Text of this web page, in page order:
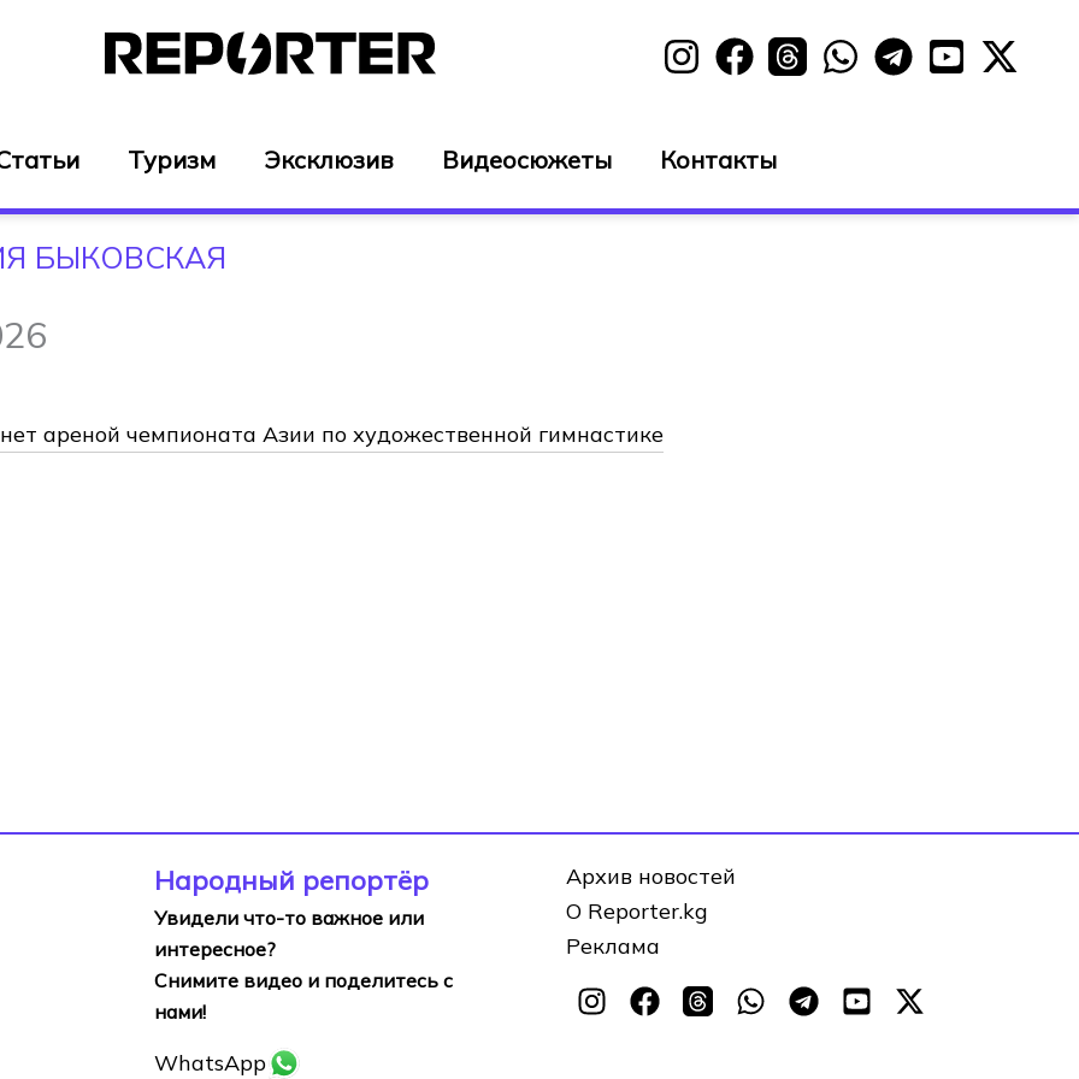
Туризм Эксклюзив Видеосюжеты Контакты
БЫКОВСКАЯ
ареной чемпионата Азии по художественной гимнастике
Народный репортёр
Увидели что-то важное или
интересное?
Снимите видео и поделитесь с
нами!
WhatsApp
Архив новостей
О Reporter.kg
Реклама